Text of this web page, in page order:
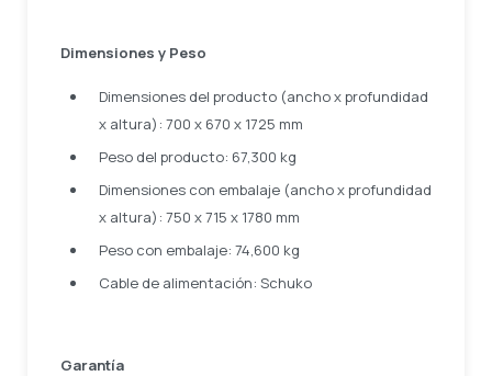
Dimensiones y Peso
Dimensiones del producto (ancho x profundidad
x altura): 700 x 670 x 1725 mm
Peso del producto: 67,300 kg
Dimensiones con embalaje (ancho x profundidad
x altura): 750 x 715 x 1780 mm
Peso con embalaje: 74,600 kg
Cable de alimentación: Schuko
Garantía